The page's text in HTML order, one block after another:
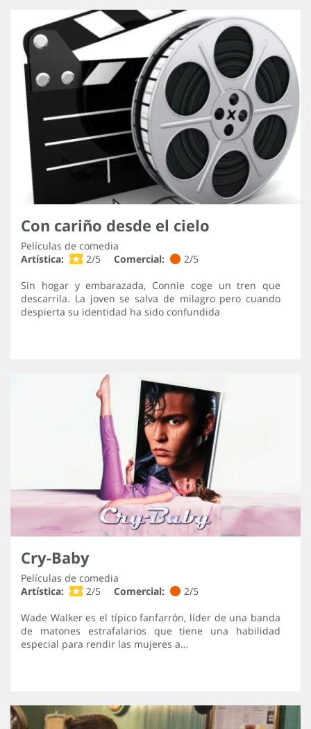
Con cariño desde el cielo
Películas de comedia
Artística:
2/5 Comercial:
2/5
Sin hogar y embarazada, Connie coge un tren que
descarrila. La joven se salva de milagro pero cuando
despierta su identidad ha sido confundida
Cry-Baby
Películas de comedia
Artística:
2/5 Comercial:
2/5
Wade Walker es el típico fanfarrón, líder de una banda
de matones estrafalarios que tiene una habilidad
especial para rendir las mujeres a…